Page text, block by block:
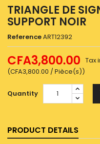
TRIANGLE DE
SUPPORT NOIR
ReferenceART12392
CFA3,800.00
(CFA3,800.00 / Pièce(s))
Tax
Quantity
PRODUCT DETAILS